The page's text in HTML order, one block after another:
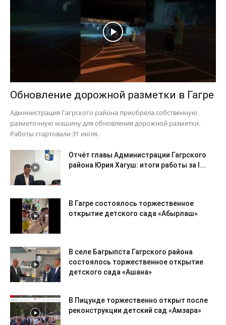
Обновление дорожной разметки в Гагре
Администрация Гагрского района приобрела собственную
разметочную машину для обновления дорожной разметки.
Работы стартовали 31 июля.
Отчёт главы Администрации Гагрского
района Юрия Хагуш: итоги работы за I...
В Гагре состоялось торжественное
открытие детского сада «Абырлаш»
В селе Багрыпста Гагрского района
состоялось торжественное открытие
детского сада «Ашана»
В Пицунде торжественно открыт после
реконструкции детский сад «Амзара»